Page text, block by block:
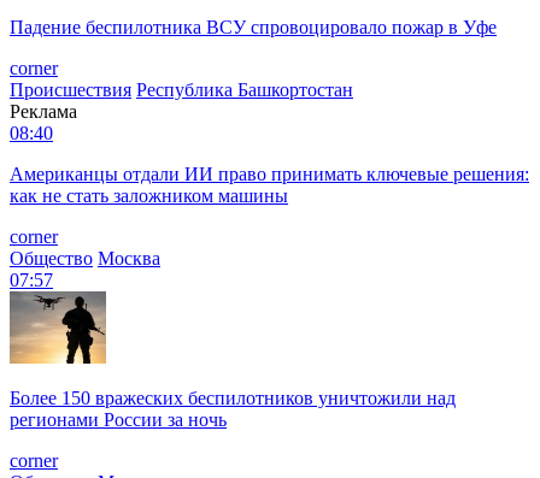
Падение беспилотника ВСУ спровоцировало пожар в Уфе
corner
Происшествия Республика Башкортостан
Реклама
08:40
Американцы отдали ИИ право принимать ключевые решения:
как не стать заложником машины
corner
Общество Москва
07:57
Более 150 вражеских беспилотников уничтожили над
регионами России за ночь
corner